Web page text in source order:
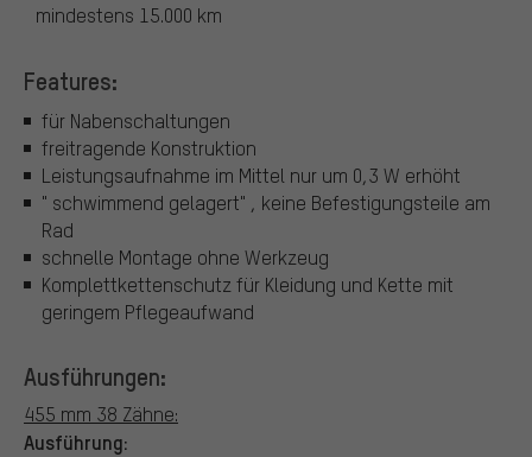
mindestens 15.000 km
Features:
für Nabenschaltungen
freitragende Konstruktion
Leistungsaufnahme im Mittel nur um 0,3 W erhöht
" schwimmend gelagert" , keine Befestigungsteile am
Rad
schnelle Montage ohne Werkzeug
Komplettkettenschutz für Kleidung und Kette mit
geringem Pflegeaufwand
Ausführungen:
455 mm 38 Zähne:
Ausführung: